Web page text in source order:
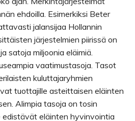
ehdoilla. Esimerkiksi Beter
jalansijaa Hollannin
järjestelmien piirissä on
satoja miljoonia eläimiä.
vaatimustasoja. Tasot
kuluttajaryhmien
tuottajille asteittaisen eläinten
Alimpia tasoja on tosin
eläinten hyvinvointia